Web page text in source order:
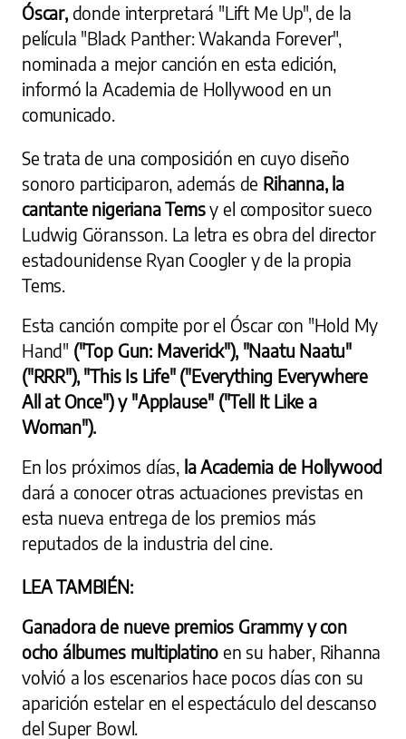
Óscar, donde interpretará "Lift Me Up", de la
película "Black Panther: Wakanda Forever",
nominada a mejor canción en esta edición,
informó la Academia de Hollywood en un
comunicado.
Se trata de una composición en cuyo diseño
sonoro participaron, además de Rihanna, la
cantante nigeriana Temsy el compositor sueco
Ludwig Göransson. La letra es obra del director
estadounidense Ryan Coogler y de la propia
Tems.
Esta canción compite por el Óscar con "Hold My
Hand" ("Top Gun: Maverick"), "Naatu Naatu"
("RRR"), "This Is Life" ("Everything Everywhere
All at Once") y "Applause" ("Tell It Like a
Woman").
En los próximos días, la Academia de Hollywood
dará a conocer otras actuaciones previstas en
esta nueva entrega de los premios más
reputados de la industria del cine.
LEA TAMBIÉN:
Ganadora de nueve premios Grammy y con
ocho álbumes multiplatinoen su haber, Rihanna
volvió a los escenarios hace pocos días con su
aparición estelar en el espectáculo del descanso
del Super Bowl.